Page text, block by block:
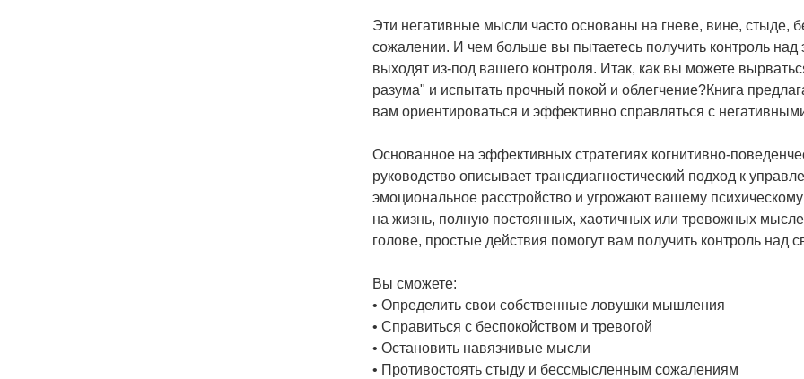
Эти негативные мысли часто основаны на гневе, вине, стыде,
сожалении. И чем больше вы пытаетесь получить контроль
выходят из-под вашего контроля. Итак, как вы можете
разума" и испытать прочный покой и облегчение?Книга
вам ориентироваться и эффективно справляться с
Основанное на эффективных стратегиях когнитивно-
руководство описывает трансдиагностический подход к
эмоциональное расстройство и угрожают вашему
на жизнь, полную постоянных, хаотичных или тревожных
голове, простые действия помогут вам получить контроль
Вы сможете:
• Определить свои собственные ловушки мышления
• Справиться с беспокойством и тревогой
• Остановить навязчивые мысли
• Противостоять стыду и бессмысленным сожалениям